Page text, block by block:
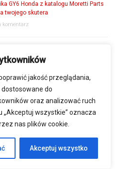
jakość przeglądania,
do
oraz analizować ruch
„Akceptuj wszystkie” oznacza
nas plików cookie.
Akceptuj wszystko
GY6 Honda z katalogu Moretti Parts
twojego skutera
komentarz
stosowaniu oleju5W30 i jak ich
Zontes 350D